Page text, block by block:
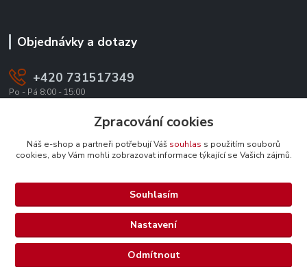
Objednávky a dotazy
+420 731517349
Po - Pá 8:00 - 15:00
office@texevo.cz
Upravit sběr cookies.
Selma-steel.cz - Všechna práva vyhrazena.
Zpracování cookies
Náš e-shop a partneři potřebují Váš souhlas s použitím souborů
cookies, aby Vám mohli zobrazovat informace týkající se Vašich zájmů.
Nastavení
Souhlasím